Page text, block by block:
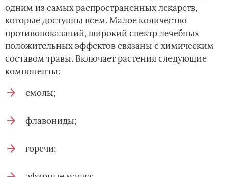
одним из самых распространенных лекарств,
которые доступны всем. Малое количество
противопоказаний, широкий спектр лечебных
положительных эффектов связаны с химическим
составом травы. Включает растения следующие
компоненты:
смолы;
флавониды;
горечи;